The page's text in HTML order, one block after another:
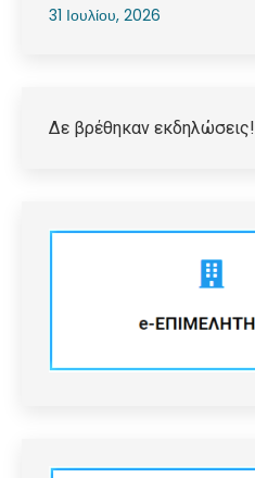
31 Ιουλίου, 2026
Δε βρέθηκαν εκδηλώσεις!